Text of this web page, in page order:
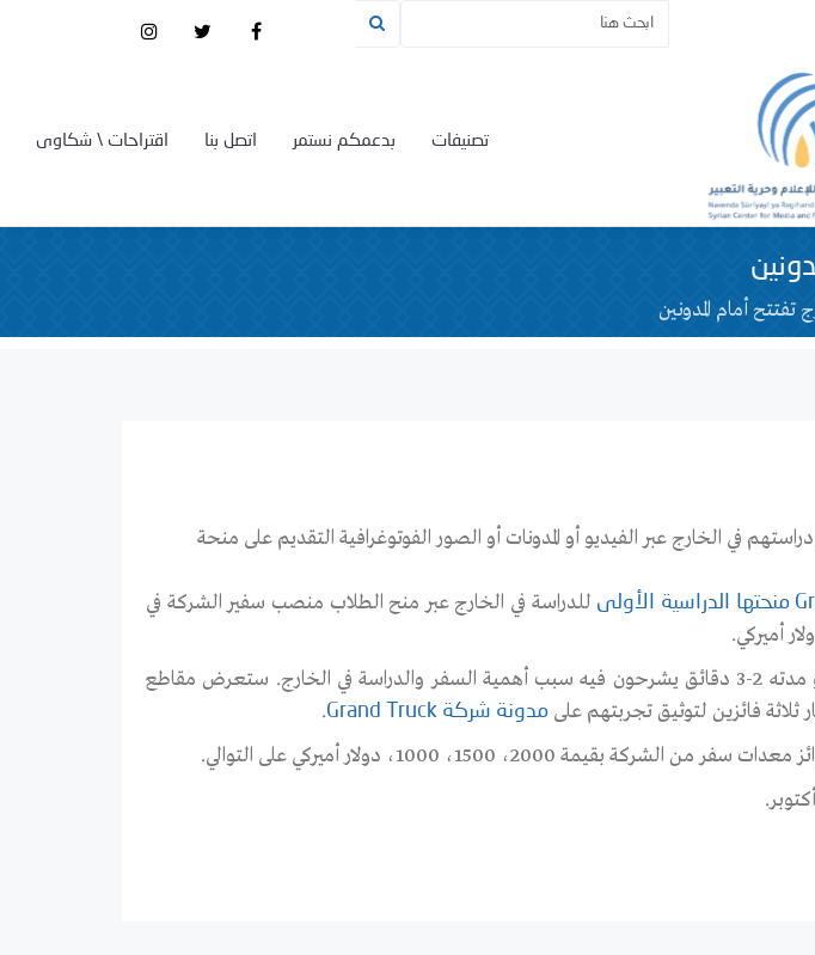
اقتراحات \ شكاوى اتصل بنا بدعمكم نستمر تصنيفات
تفتتح أمام المدونين
في الخارج عبر الفيديو أو المدونات أو الصور الفوتوغرافية التقديم على منحة
منحتها الدراسية الأولى للدراسة في الخارج عبر منح الطلاب منصب سفير الشركة في
أميركي.
يجب على المتقدمين تقديم مقطع فيديو مدته 2-3 دقائق يشرحون فيه سبب أهمية السفر والدراسة في الخارج. ستعرض مقاطع
ثلاثة فائزين لتوثيق تجربتهم علىمدونة شركة Grand Truck
.
2000، 1500، 1000، دولار أميركي على التوالي.